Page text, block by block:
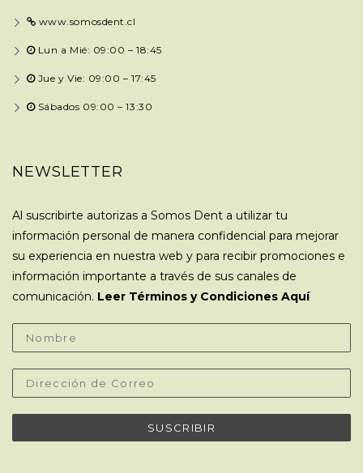
www.somosdent.cl
Lun a Mié: 09:00 – 18:45
Jue y Vie: 09:00 – 17:45
Sábados 09:00 – 13:30
NEWSLETTER
Al suscribirte autorizas a Somos Dent a utilizar tu
información personal de manera confidencial para mejorar
su experiencia en nuestra web y para recibir promociones e
información importante a través de sus canales de
comunicación. Leer Términos y Condiciones Aquí